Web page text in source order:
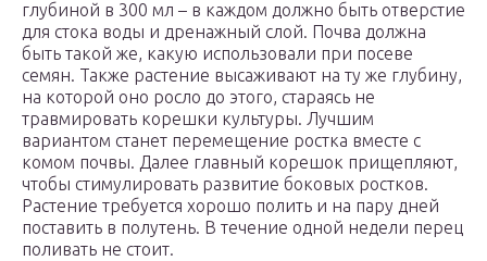
глубиной в 300 мл – в каждом должно быть отверстие
для стока воды и дренажный слой. Почва должна
быть такой же, какую использовали при посеве
семян. Также растение высаживают на ту же глубину,
на которой оно росло до этого, стараясь не
травмировать корешки культуры. Лучшим
вариантом станет перемещение ростка вместе с
комом почвы. Далее главный корешок прищепляют,
чтобы стимулировать развитие боковых ростков.
Растение требуется хорошо полить и на пару дней
поставить в полутень. В течение одной недели перец
поливать не стоит.